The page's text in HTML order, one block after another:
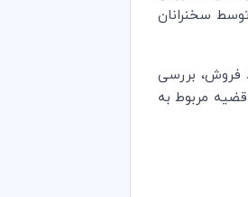
توسط سخنرانان
فروش، بررسی
مربوط به